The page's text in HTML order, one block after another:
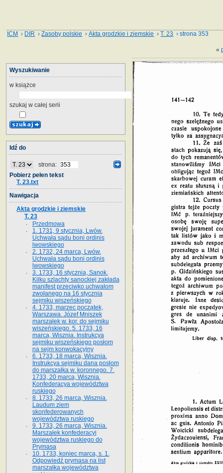
ICM › DIR ›Zasoby polskie ›Akta grodzkie i ziemskie ›T. 23 › strona 353
«
Wyszukiwanie
w książce
szukaj w całej serii
Idź do
strona:
Pobierz pełen tekst
T. 23.txt
Nawigacja
Akta grodzkie i ziemskie
T. 23
Przedmowa
1. 1731, 9 stycznia, Lwów.
Uchwała sądu boni ordinis
lwowskiego
2. 1732, 24 marca, Lwów.
Uchwała sądu boni ordinis
lwowskiego
3. 1733, 16 stycznia, Sanok.
Kilku szlachty sanockiej zakłada
manifest przeciwko uchwałom
zwołanego na 16 stycz­nia
sejmiku wiszeńskiego
4. 1733, marzec początek,
Warszawa. Józef Mniszek
marszałek w. kor. do sejmiku
wiszeńskiego. 5. 1733, 16
marca, Wisznia. Instrukcya
sejmiku wiszeńskiego posłom
na sejm konwokacyjny
6. 1733, 18 marca, Wisznia.
Instrukcya sejmiku dana posłom
do marszałka w. koronnego. 7.
1733, 20 marca, Wisznia.
Konfederacya województwa
ruskiego
8. 1733, 26 marca, Wisznia.
Laudum ziem
skonfederowanych
województwa ruskiego
9. 1733, 26 marca, Wisznia.
Marszałek konfederacyi
województwa ruskiego do
Prymasa
10. 1733, koniec marca, s. 1.
Odpowiedź prymasa na list
marszałka województwa